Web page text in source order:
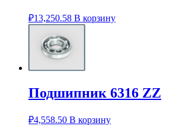
₽13,250.58 В корзину
Подшипник 6316 ZZ
₽4,558.50 В корзину